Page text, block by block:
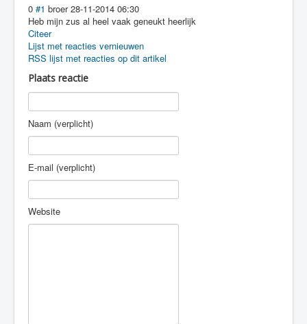
0 #1 broer 28-11-2014 06:30
Heb mijn zus al heel vaak geneukt heerlijk
Citeer
Lijst met reacties vernieuwen
RSS lijst met reacties op dit artikel
Plaats reactie
Naam (verplicht)
E-mail (verplicht)
Website